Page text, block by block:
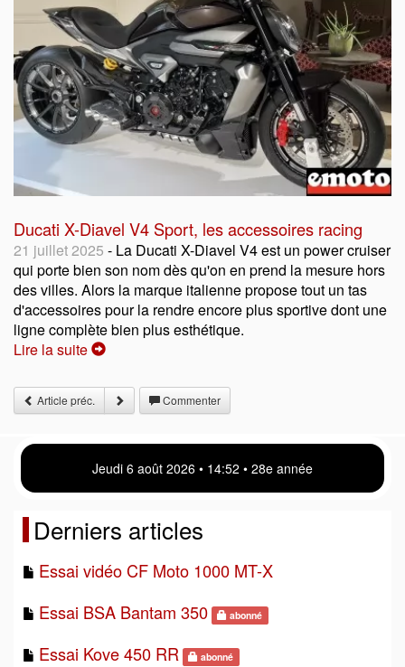
Ducati X-Diavel V4 Sport, les accessoires racing
21 juillet 2025 - La Ducati X-Diavel V4 est un power cruiser
qui porte bien son nom dès qu'on en prend la mesure hors
des villes. Alors la marque italienne propose tout un tas
d'accessoires pour la rendre encore plus sportive dont une
ligne complète bien plus esthétique.
Lire la suite
Article préc. Commenter
Jeudi 6 août 2026 • 14:52 • 28e année
Derniers articles
Essai vidéo CF Moto 1000 MT-X
Essai BSA Bantam 350
abonné
Essai Kove 450 RR abonné